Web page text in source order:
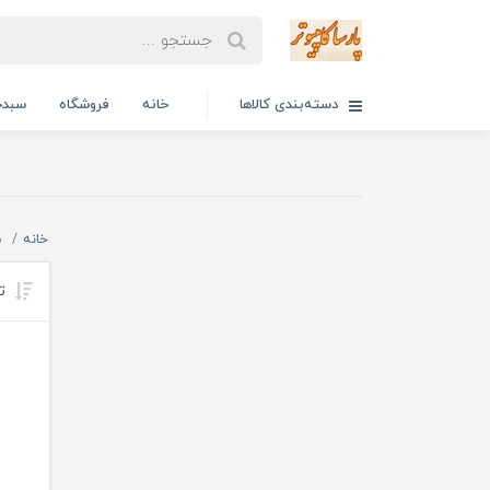
دسته‌بندی کالاها خانه فروشگاه
خانه